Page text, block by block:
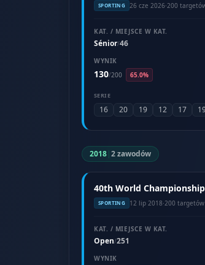
SPORTING 26 cze 2026·200
KAT. / MIEJSCE W KAT.
Sénior/46
WYNIK
130/200 65.0%
SERIE
16 20 19 12 17
2018|2 zawodów
40th World
SPORTING 12 lip 2018·200 targetów
KAT. / MIEJSCE W KAT.
Open/251
WYNIK